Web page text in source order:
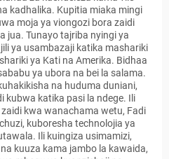
kadhalika. Kupitia miaka mingi
moja ya viongozi bora zaidi
jua. Tunayo tajriba nyingi ya
ya usambazaji katika mashariki
ya Kati na Amerika. Bidhaa
ya ubora na bei la salama.
na huduma duniani,
kubwa katika pasi la ndege. Ili
kwa wanachama wetu, Fadi
kuboresha technolojia ya
Ili kuingiza usimamizi,
kuuza kama jambo la kawaida,